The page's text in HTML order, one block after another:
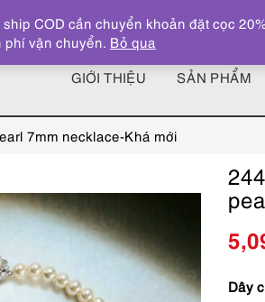
GIỚI THIỆU SẢN PHẨM
7mm necklace-Khá mới
Dây
COD cần chuyển khoản đặt cọc
phí vận chuyển. Bỏ qua